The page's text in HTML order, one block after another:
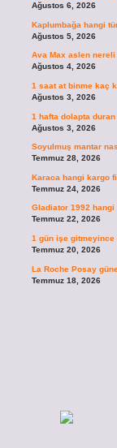
Ağustos 6, 2026
Kaplumbağa hangi
Ağustos 5, 2026
Ava Max aslen nereli
Ağustos 4, 2026
1 saat at binme kaç
Ağustos 3, 2026
1 hafta dolapta
Ağustos 3, 2026
Soyulmuş mantar
Temmuz 28, 2026
Karaca hangi kargo
Temmuz 24, 2026
Gladiator 1992 hangi
Temmuz 22, 2026
1 gün işe gitmeyince
Temmuz 20, 2026
La Roche Posay
Temmuz 18, 2026